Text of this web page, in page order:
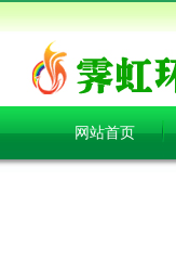
网站首页